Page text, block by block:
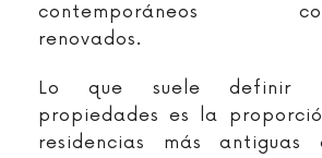
contemporáneos
renovados.
Lo que suele definir
propiedades es la
residencias más antiguas